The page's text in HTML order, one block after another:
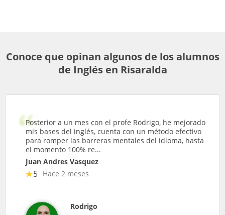
Conoce que opinan algunos de los alumnos
de Inglés en Risaralda
Posterior a un mes con el profe Rodrigo, he mejorado
mis bases del inglés, cuenta con un método efectivo
para romper las barreras mentales del idioma, hasta
el momento 100% re...
Juan Andres Vasquez
5 Hace 2 meses
Rodrigo